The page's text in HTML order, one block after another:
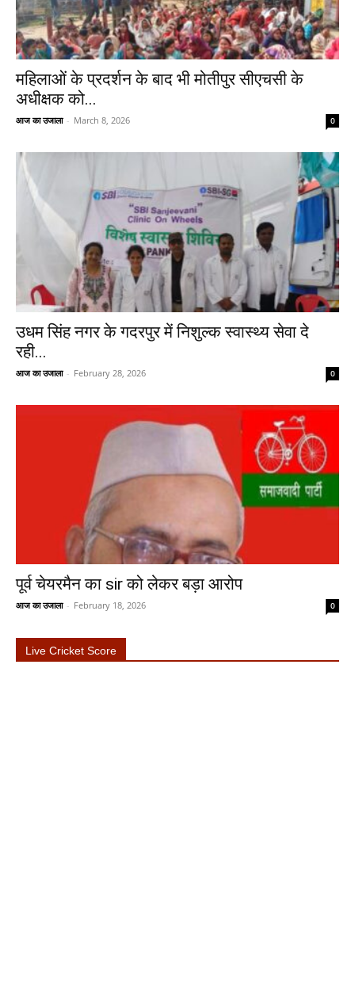
महिलाओं के प्रदर्शन के बाद भी मोतीपुर सीएचसी के
अधीक्षक को...
आज का उजाला - March 8, 2026 0
उधम सिंह नगर के गदरपुर में निशुल्क स्वास्थ्य सेवा दे
रही...
आज का उजाला - February 28, 2026 0
पूर्व चेयरमैन का sir को लेकर बड़ा आरोप
आज का उजाला - February 18, 2026 0
Live Cricket Score